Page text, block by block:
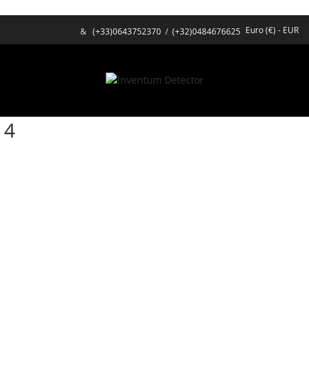
& (+33)0643752370/ (+32)0484676625 Euro (€) - EUR